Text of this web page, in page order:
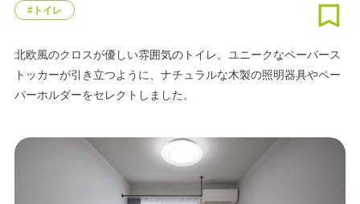
#トイレ
北欧風のクロスが優しい雰囲気のトイレ。ユニークなペーパース
トッカーが引き立つように、ナチュラルな木製の照明器具やペー
パーホルダーをセレクトしました。